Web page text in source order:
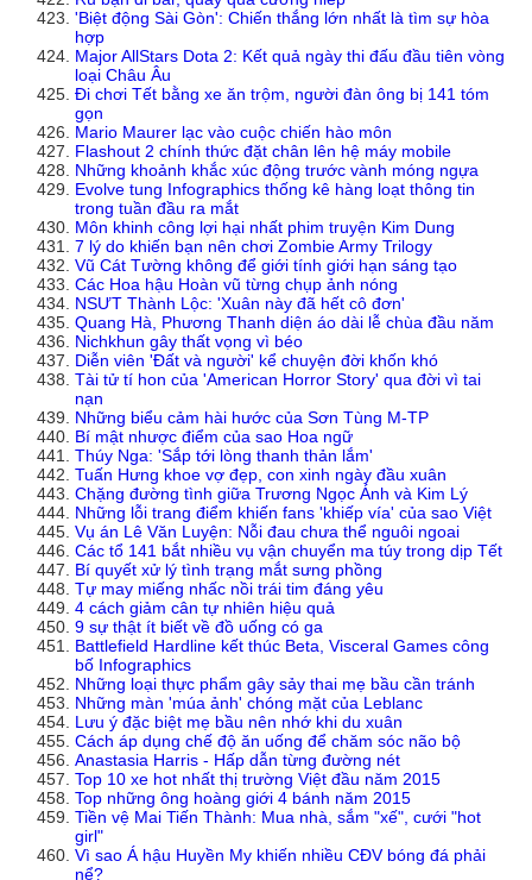
'Biệt động Sài Gòn': Chiến thắng lớn nhất là tìm sự hòa
hợp
Major AllStars Dota 2: Kết quả ngày thi đấu đầu tiên vòng
loại Châu Âu
Đi chơi Tết bằng xe ăn trộm, người đàn ông bị 141 tóm
gọn
Mario Maurer lạc vào cuộc chiến hào môn
Flashout 2 chính thức đặt chân lên hệ máy mobile
Những khoảnh khắc xúc động trước vành móng ngựa
Evolve tung Infographics thống kê hàng loạt thông tin
trong tuần đầu ra mắt
Môn khinh công lợi hại nhất phim truyện Kim Dung
7 lý do khiến bạn nên chơi Zombie Army Trilogy
Vũ Cát Tường không để giới tính giới hạn sáng tạo
Các Hoa hậu Hoàn vũ từng chụp ảnh nóng
NSƯT Thành Lộc: 'Xuân này đã hết cô đơn'
Quang Hà, Phương Thanh diện áo dài lễ chùa đầu năm
Nichkhun gây thất vọng vì béo
Diễn viên 'Đất và người' kể chuyện đời khốn khó
Tài tử tí hon của 'American Horror Story' qua đời vì tai
nạn
Những biểu cảm hài hước của Sơn Tùng M-TP
Bí mật nhược điểm của sao Hoa ngữ
Thúy Nga: 'Sắp tới lòng thanh thản lắm'
Tuấn Hưng khoe vợ đẹp, con xinh ngày đầu xuân
Chặng đường tình giữa Trương Ngọc Ánh và Kim Lý
Những lỗi trang điểm khiến fans 'khiếp vía' của sao Việt
Vụ án Lê Văn Luyện: Nỗi đau chưa thể nguôi ngoai
Các tổ 141 bắt nhiều vụ vận chuyển ma túy trong dịp Tết
Bí quyết xử lý tình trạng mắt sưng phồng
Tự may miếng nhấc nồi trái tim đáng yêu
4 cách giảm cân tự nhiên hiệu quả
9 sự thật ít biết về đồ uống có ga
Battlefield Hardline kết thúc Beta, Visceral Games công
bố Infographics
Những loại thực phẩm gây sảy thai mẹ bầu cần tránh
Những màn 'múa ảnh' chóng mặt của Leblanc
Lưu ý đặc biệt mẹ bầu nên nhớ khi du xuân
Cách áp dụng chế độ ăn uống để chăm sóc não bộ
Anastasia Harris - Hấp dẫn từng đường nét
Top 10 xe hot nhất thị trường Việt đầu năm 2015
Top những ông hoàng giới 4 bánh năm 2015
Tiền vệ Mai Tiến Thành: Mua nhà, sắm "xế", cưới "hot
girl"
Vì sao Á hậu Huyền My khiến nhiều CĐV bóng đá phải
nể?